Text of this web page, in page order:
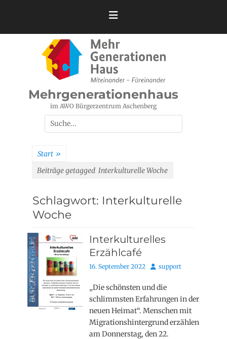
Mehrgenerationenhaus
im AWO Bürgerzentrum Aschenberg
Suchen
nach:
Start »
Beiträge getagged Interkulturelle Woche
Schlagwort: Interkulturelle
Woche
Interkulturelles
Erzählcafé
Posted
16. September 2022 Autorsupport
„Die schönsten und die
schlimmsten Erfahrungen in der
neuen Heimat“. Menschen mit
Migrationshintergrund erzählen
am Donnerstag, den 22.